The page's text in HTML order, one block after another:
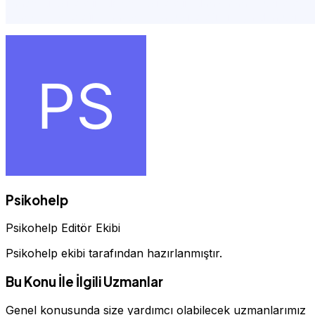
Psikohelp
Psikohelp Editör Ekibi
Psikohelp ekibi tarafından hazırlanmıştır.
Bu Konu İle İlgili Uzmanlar
Genel konusunda size yardımcı olabilecek uzmanlarımız